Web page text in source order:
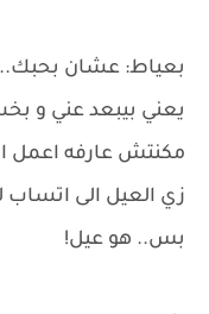
بعياط: عشان بحبك..!
يعني بيبعد عني و
مكنتش عارفه اعمل
زي العيل الى
بس.. هو عيل!